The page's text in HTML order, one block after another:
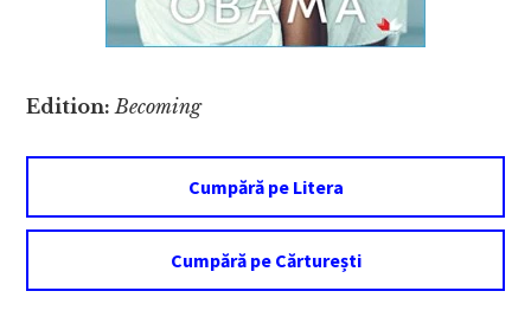
Edition:Becoming
Cumpără pe Litera
Cumpără pe Cărturești